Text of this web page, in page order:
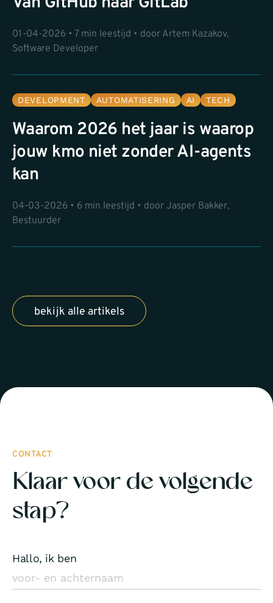
01-04-2026 • 7 min leestijd • door Artem Kazakov,
Software Developer
DEVELOPMENT AUTOMATISERING AI TECH
Waarom 2026 het jaar is waarop
jouw kmo niet zonder AI-agents
kan
04-03-2026 • 6 min leestijd • door Jasper Bakker,
Bestuurder
bekijk alle artikels
CONTACT
Klaar voor de volgende
stap?
Hallo, ik ben